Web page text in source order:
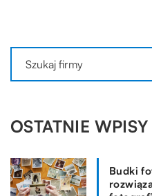
OSTATNIE WPISY
Budki